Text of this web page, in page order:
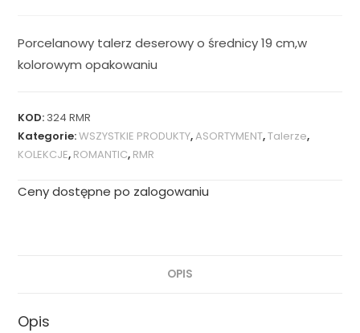
Porcelanowy talerz deserowy o średnicy 19 cm,w
kolorowym opakowaniu
KOD: 324 RMR
Kategorie:WSZYSTKIE PRODUKTY,ASORTYMENT,Talerze,
KOLEKCJE, ROMANTIC, RMR
Ceny dostępne po zalogowaniu
OPIS
Opis